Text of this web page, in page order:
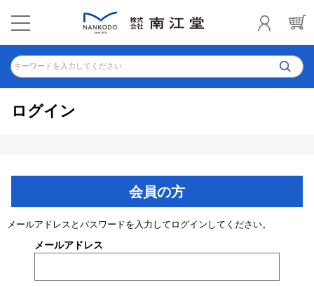
キーワードを入力してください
ログイン
会員の方
メールアドレスとパスワードを入力してログインしてください。
メールアドレス